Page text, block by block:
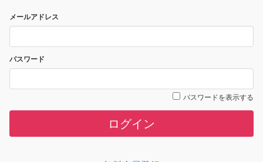
メールアドレス
パスワード
パスワードを表示する
ログイン